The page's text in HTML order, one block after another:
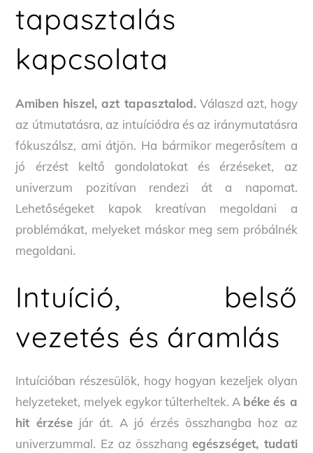
tapasztalás
kapcsolata
Amiben hiszel, azt tapasztalod.Válaszd azt, hogy
az útmutatásra, az intuíciódra és az iránymutatásra
fókuszálsz, ami átjön. Ha bármikor megerősítem a
jó érzést keltő gondolatokat és érzéseket, az
univerzum pozitívan rendezi át a napomat.
Lehetőségeket kapok kreatívan megoldani a
problémákat, melyeket máskor meg sem próbálnék
megoldani.
Intuíció, belső
vezetés és áramlás
Intuícióban részesülök, hogy hogyan kezeljek olyan
helyzeteket, melyek egykor túlterheltek. A béke és a
hit érzése jár át. A jó érzés összhangba hoz az
univerzummal. Ez az összhangegészséget, tudati